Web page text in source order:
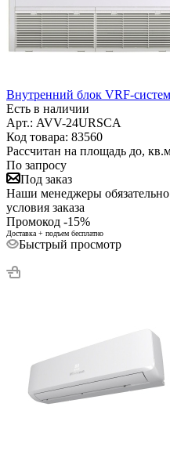
Внутренний блок VRF-
Есть в наличии
Арт.: AVV-24URSCA
Код товара: 83560
Рассчитан на площадь до,
По запросу
Под заказ
Наши менеджеры
условия заказа
Промокод -15%
Доставка + подъем бесплатно
Быстрый просмотр